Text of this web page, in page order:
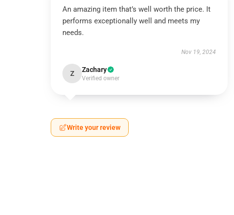
An amazing item that’s well worth the price. It
performs exceptionally well and meets my
needs.
Nov 19, 2024
Z Zachary
Verified owner
Write your review